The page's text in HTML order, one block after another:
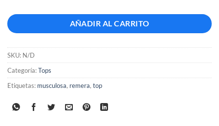
AÑADIR AL CARRITO
SKU: N/D
Categoría:Tops
Etiquetas: musculosa, remera, top